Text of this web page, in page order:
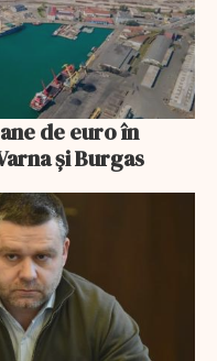
de euro în
și Burgas